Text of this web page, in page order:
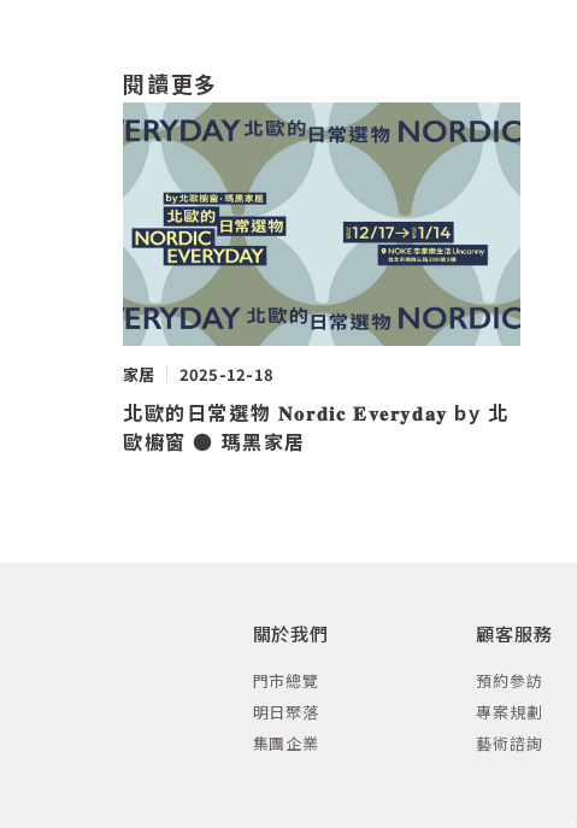
閱讀更多
家居 2025-12-18
​北歐的日常選物 𝐍𝐨𝐫𝐝𝐢𝐜 𝐄𝐯𝐞𝐫𝐲𝐝𝐚𝐲 by 北
歐櫥窗 ● 瑪黑家居 ​
關於我們
門市總覽
明日聚落
集團企業
顧客服務
預約參訪
專案規劃
藝術諮詢